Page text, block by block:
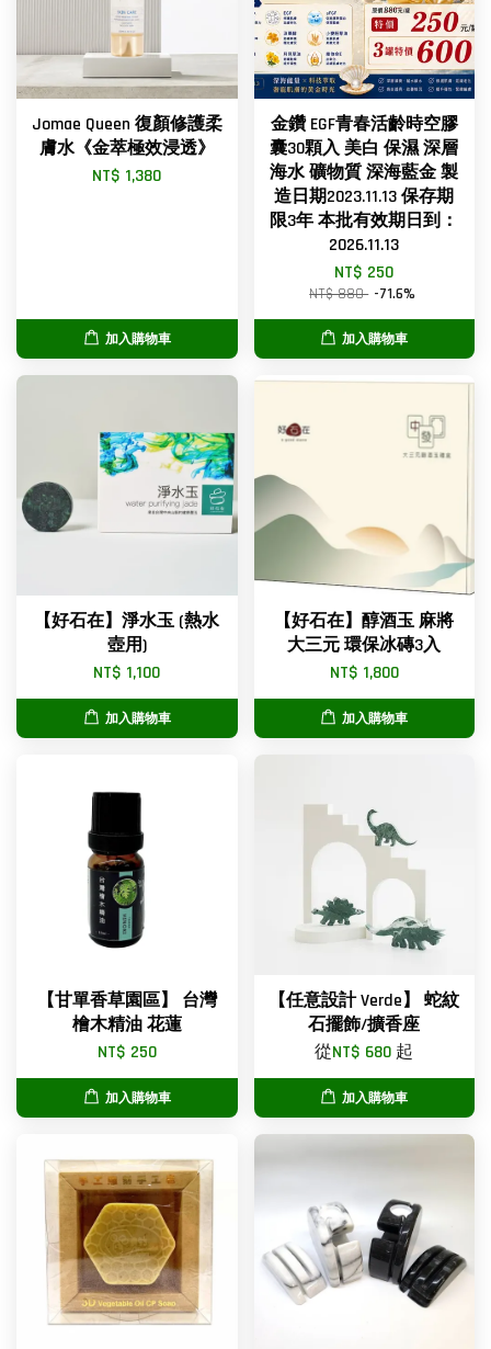
Jomae Queen 復顏修護柔
膚水《金萃極效浸透》
NT$ 1,380
加入購物車
金鑽 EGF青春活齡時空膠
囊30顆入 美白 保濕 深層
海水 礦物質 深海藍金 製
造日期2023.11.13 保存期
限3年 本批有效期日到：
2026.11.13
NT$ 250
NT$ 880 -71.6%
加入購物車
【好石在】淨水玉 (熱水
壺用)
NT$ 1,100
加入購物車
【好石在】醇酒玉 麻將
大三元 環保冰磚3入
NT$ 1,800
加入購物車
【甘單香草園區】 台灣
檜木精油 花蓮
NT$ 250
加入購物車
【任意設計 Verde】 蛇紋
石擺飾/擴香座
從NT$ 680 起
加入購物車